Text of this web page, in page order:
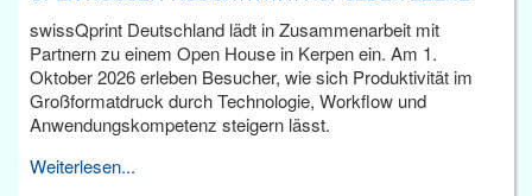
swissQprint Deutschland lädt in Zusammenarbeit mit
Partnern zu einem Open House in Kerpen ein. Am 1.
Oktober 2026 erleben Besucher, wie sich Produktivität im
Großformatdruck durch Technologie, Workflow und
Anwendungskompetenz steigern lässt.
Weiterlesen...